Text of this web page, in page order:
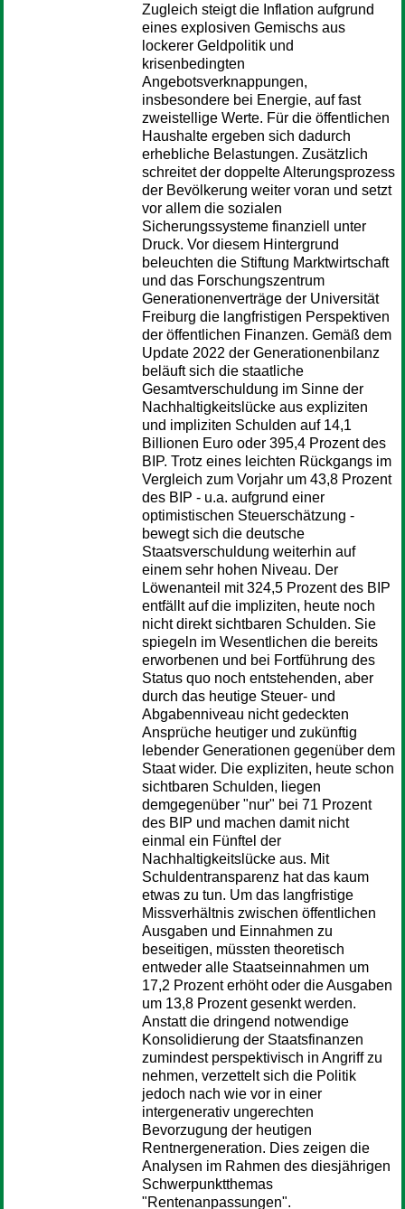
Zugleich steigt die Inflation aufgrund
eines explosiven Gemischs aus
lockerer Geldpolitik und
krisenbedingten
Angebotsverknappungen,
insbesondere bei Energie, auf fast
zweistellige Werte. Für die öffentlichen
Haushalte ergeben sich dadurch
erhebliche Belastungen. Zusätzlich
schreitet der doppelte Alterungsprozess
der Bevölkerung weiter voran und setzt
vor allem die sozialen
Sicherungssysteme finanziell unter
Druck. Vor diesem Hintergrund
beleuchten die Stiftung Marktwirtschaft
und das Forschungszentrum
Generationenverträge der Universität
Freiburg die langfristigen Perspektiven
der öffentlichen Finanzen. Gemäß dem
Update 2022 der Generationenbilanz
beläuft sich die staatliche
Gesamtverschuldung im Sinne der
Nachhaltigkeitslücke aus expliziten
und impliziten Schulden auf 14,1
Billionen Euro oder 395,4 Prozent des
BIP. Trotz eines leichten Rückgangs im
Vergleich zum Vorjahr um 43,8 Prozent
des BIP - u.a. aufgrund einer
optimistischen Steuerschätzung -
bewegt sich die deutsche
Staatsverschuldung weiterhin auf
einem sehr hohen Niveau. Der
Löwenanteil mit 324,5 Prozent des BIP
entfällt auf die impliziten, heute noch
nicht direkt sichtbaren Schulden. Sie
spiegeln im Wesentlichen die bereits
erworbenen und bei Fortführung des
Status quo noch entstehenden, aber
durch das heutige Steuer- und
Abgabenniveau nicht gedeckten
Ansprüche heutiger und zukünftig
lebender Generationen gegenüber dem
Staat wider. Die expliziten, heute schon
sichtbaren Schulden, liegen
demgegenüber "nur" bei 71 Prozent
des BIP und machen damit nicht
einmal ein Fünftel der
Nachhaltigkeitslücke aus. Mit
Schuldentransparenz hat das kaum
etwas zu tun. Um das langfristige
Missverhältnis zwischen öffentlichen
Ausgaben und Einnahmen zu
beseitigen, müssten theoretisch
entweder alle Staatseinnahmen um
17,2 Prozent erhöht oder die Ausgaben
um 13,8 Prozent gesenkt werden.
Anstatt die dringend notwendige
Konsolidierung der Staatsfinanzen
zumindest perspektivisch in Angriff zu
nehmen, verzettelt sich die Politik
jedoch nach wie vor in einer
intergenerativ ungerechten
Bevorzugung der heutigen
Rentnergeneration. Dies zeigen die
Analysen im Rahmen des diesjährigen
Schwerpunktthemas
"Rentenanpassungen".